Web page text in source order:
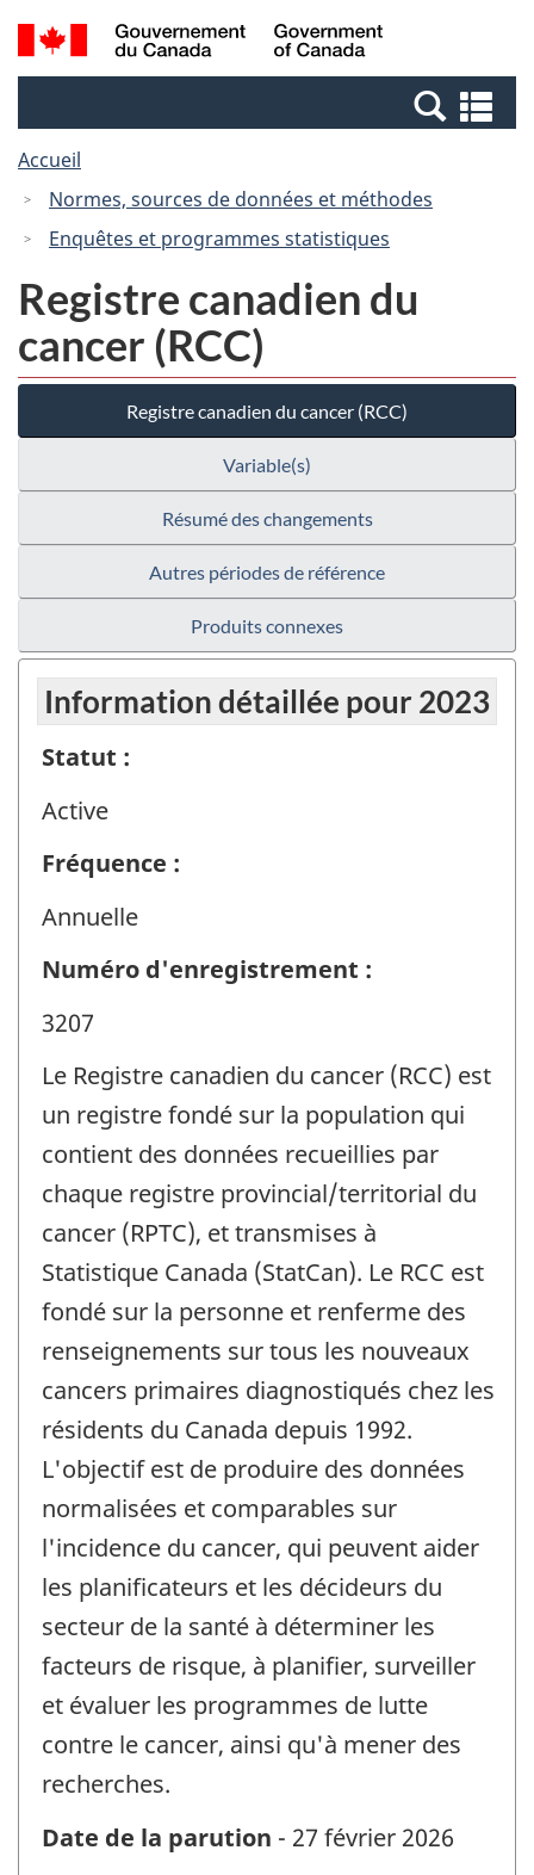
Passer
au
Passer
à
Canada
Recherche
et
et
Accueil
Normes, sources de données et méthodes
Enquêtes et programmes statistiques
Registre canadien du
cancer (RCC)
Registre canadien du cancer (RCC)
Variable(s)
Résumé des changements
Autres périodes de référence
Produits connexes
Information détaillée pour 2023
Statut :
Active
Fréquence :
Annuelle
Numéro d'enregistrement :
3207
Le Registre canadien du cancer (RCC) est
un registre fondé sur la population qui
contient des données recueillies par
chaque registre provincial/territorial du
cancer (RPTC), et transmises à
Statistique Canada (StatCan). Le RCC est
fondé sur la personne et renferme des
renseignements sur tous les nouveaux
cancers primaires diagnostiqués chez les
résidents du Canada depuis 1992.
L'objectif est de produire des données
normalisées et comparables sur
l'incidence du cancer, qui peuvent aider
les planificateurs et les décideurs du
secteur de la santé à déterminer les
facteurs de risque, à planifier, surveiller
et évaluer les programmes de lutte
contre le cancer, ainsi qu'à mener des
recherches.
Date de la parution - 27 février 2026